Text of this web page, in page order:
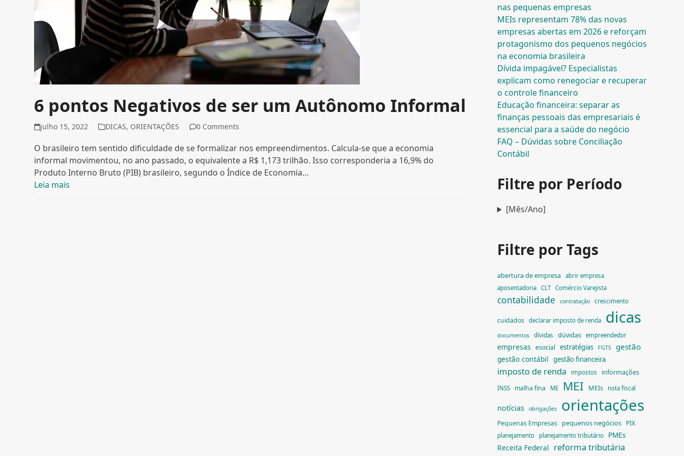
6 pontos Negativos de ser um Autônomo Informal
julho 15, 2022 DICAS, ORIENTAÇÕES 0 Comments
O brasileiro tem sentido dificuldade de se formalizar nos empreendimentos. Calcula-se que a economia
informal movimentou, no ano passado, o equivalente a R$ 1,173 trilhão. Isso corresponderia a 16,9% do
Produto Interno Bruto (PIB) brasileiro, segundo o Índice de Economia…
Leia mais
nas pequenas empresas
MEIs representam 78% das novas
empresas abertas em 2026 e reforçam
protagonismo dos pequenos negócios
na economia brasileira
Dívida impagável? Especialistas
explicam como renegociar e recuperar
o controle financeiro
Educação financeira: separar as
finanças pessoais das empresariais é
essencial para a saúde do negócio
FAQ – Dúvidas sobre Conciliação
Contábil
Filtre por Período
[Mês/Ano]
Filtre por Tags
abertura de empresa
abrir empresa
aposentadoria
CLT Comércio Varejista
contabilidade contratação crescimento
cuidados declarar imposto de renda dicas
documentos dívidas dúvidas empreendedor
empresas esocial estratégias FGTS gestão
gestão contábil gestão financeira
imposto de renda impostos informações
INSS malha fina ME MEI MEIs nota fiscal
notícias obrigações orientações
Pequenas Empresas pequenos negócios PIX
planejamento planejamento tributário
PMEs
Receita Federal reforma tributária